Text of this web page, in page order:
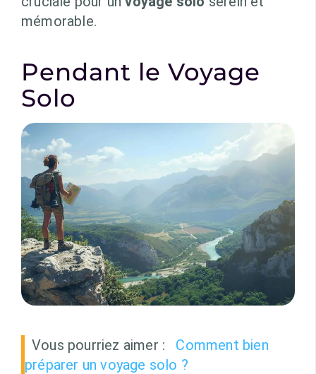
mémorable.
Pendant le Voyage
Solo
Vous pourriez aimer :
Comment bien
préparer un voyage solo ?